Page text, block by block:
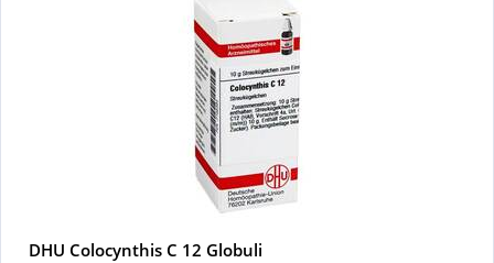
DHU Colocynthis C 12 Globuli